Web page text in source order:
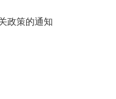
政策的通知